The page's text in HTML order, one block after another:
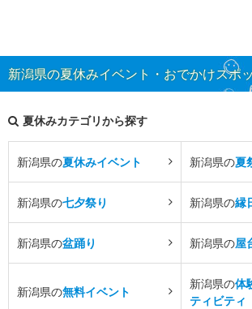
新潟県の夏休みイベント・おでかけスポ
夏休みカテゴリから探す
新潟県の夏休みイベント 新潟県の夏
新潟県の七夕祭り 新潟県の縁
新潟県の盆踊り 新潟県の屋
新潟県の無料イベント
新潟県の体
ティビティ